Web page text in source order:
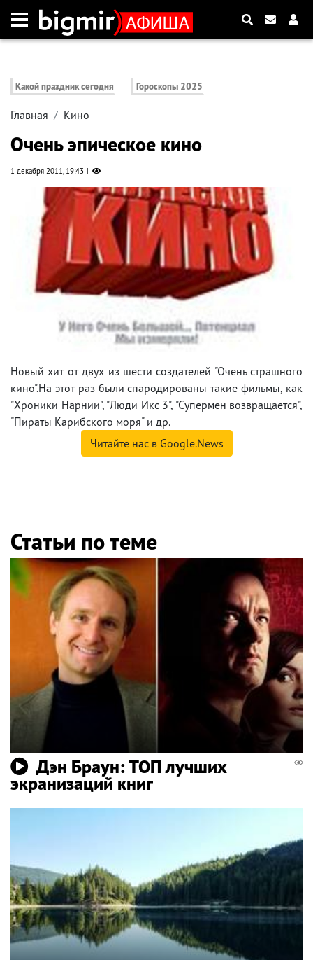
Какой праздник сегодня Гороскопы 2025
Главная Кино
Очень эпическое кино
1 декабря 2011, 19:43
Новый хит от двух из шести создателей "Очень страшного
кино".На этот раз были спародированы такие фильмы, как
"Хроники Нарнии", "Люди Икс 3", "Супермен возвращается",
"Пираты Карибского моря" и др.
Читайте нас в Google.News
Статьи по теме
Дэн Браун: ТОП лучших
экранизаций книг